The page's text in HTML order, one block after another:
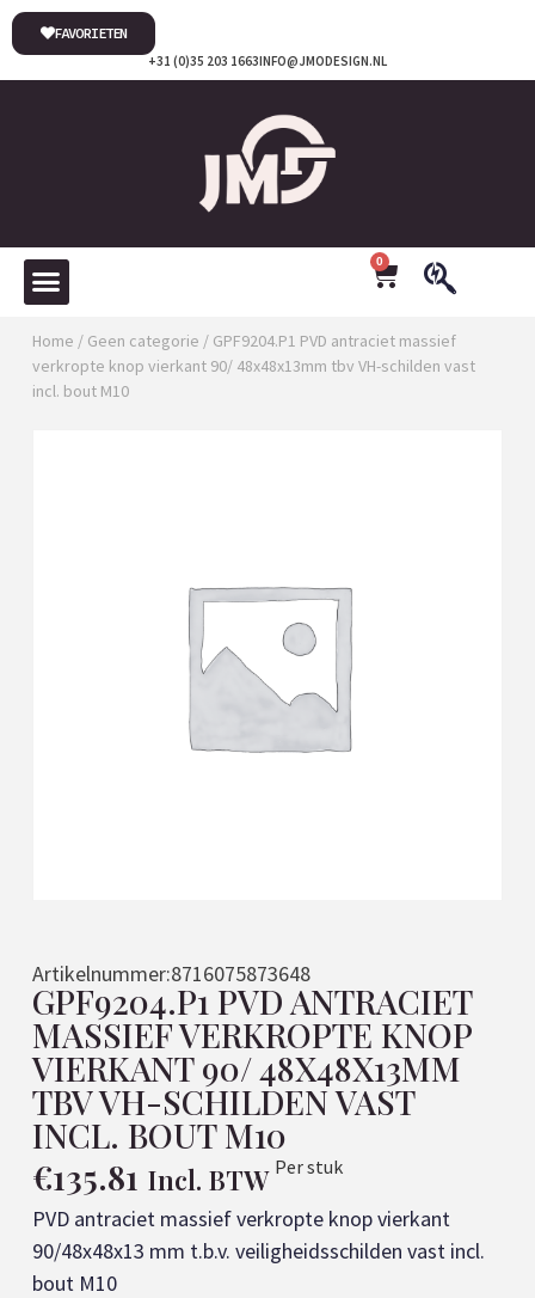
INFO@JMODESIGN.NL
+31 (0)35 203 1663
FAVORIETEN
0
Home / Geen categorie / GPF9204.P1 PVD antraciet massief
verkropte knop vierkant 90/ 48x48x13mm tbv VH-schilden vast
incl. bout M10
Artikelnummer:8716075873648
GPF9204.P1 PVD ANTRACIET
MASSIEF VERKROPTE KNOP
VIERKANT 90/ 48X48X13MM
TBV VH-SCHILDEN VAST
INCL. BOUT M10
€135.81 Incl. BTW Per stuk
PVD antraciet massief verkropte knop vierkant
90/48x48x13 mm t.b.v. veiligheidsschilden vast incl.
bout M10